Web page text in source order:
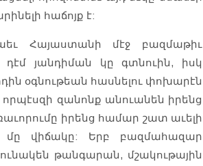
հաճոյք է:
Հայաստանի մէջ բազմաթիւ
դէմ յանդիման կը գտնուին, իսկ
օգնութեան հասնելու փոխարէն
որպէսզի զանոնք անուանեն իրենց
իրենց համար շատ աւելի
մը վիճակը: Երբ բազմահազար
թանգարան, մշակութային